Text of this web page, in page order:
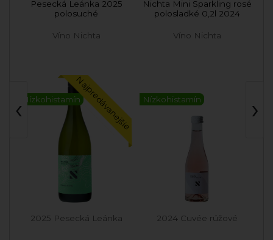
Pesecká Leánka 2025
polosuché
Víno Nichta
NízkohistamínNajpredávanejšie
2025 Pesecká Leánka
Nichta Mini Sparkling rosé
polosladké 0,2l 2024
Víno Nichta
Nízkohistamín
2024 Cuvée rúžové
‹ ›